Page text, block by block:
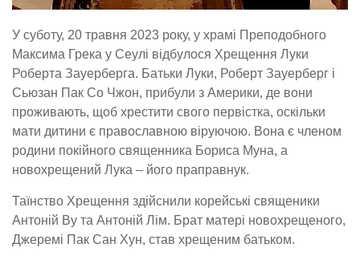
У суботу, 20 травня 2023 року, у храмі Преподобного
Максима Грека у Сеулі відбулося Хрещення Луки
Роберта Зауерберга. Батьки Луки, Роберт Зауерберг і
Сьюзан Пак Со Чжон, прибули з Америки, де вони
проживають, щоб хрестити свого первістка, оскільки
мати дитини є православною віруючою. Вона є членом
родини покійного священника Бориса Муна, а
новохрещений Лука – його праправнук.
Таїнство Хрещення здійснили корейські священики
Антоній Ву та Антоній Лім. Брат матері новохрещеного,
Джеремі Пак Сан Хун, став хрещеним батьком.